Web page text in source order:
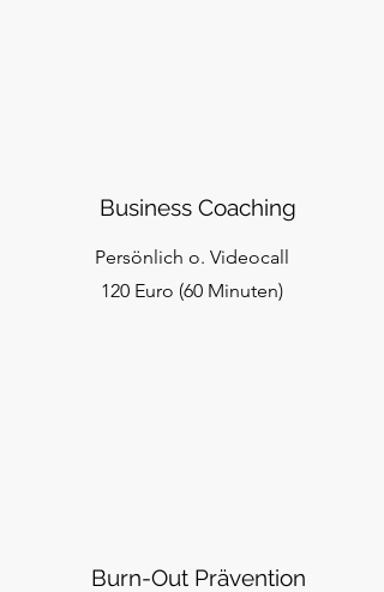
Business Coaching
Persönlich o. Videocall
120 Euro (60 Minuten)
Burn-Out Prävention